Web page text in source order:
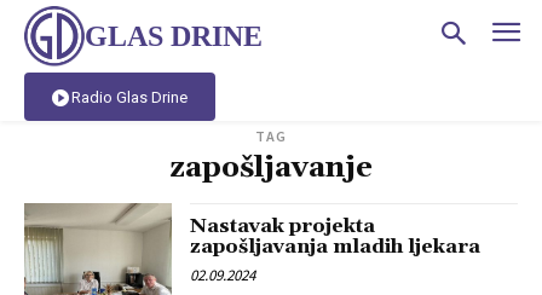
GLAS DRINE
Radio Glas Drine
TAG
zapošljavanje
Nastavak projekta
zapošljavanja mladih ljekara
02.09.2024